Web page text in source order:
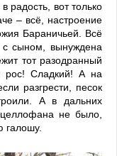
радость, вот только
– всё, настроение
Бараничьей. Всё
с сыном, вынуждена
тот разодранный
рос! Сладкий! А на
разгрести, песок
А в дальних
целлофана не было,
галошу.